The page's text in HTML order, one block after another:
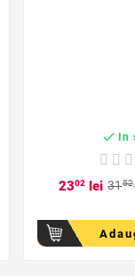
 In
2302 lei 3152